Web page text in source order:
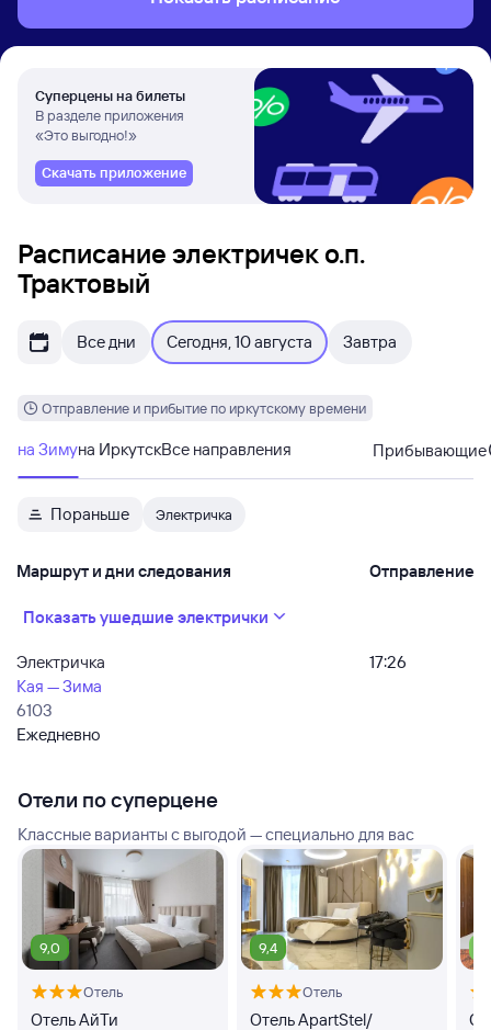
Суперцены на билеты
В разделе приложения
«Это выгодно!»
Скачать приложение
Расписание электричек о.п.
Трактовый
Все дни Сегодня, 10 августа Завтра
Отправление и прибытие по иркутскому времени
на Зимуна ИркутскВсе направления Прибывающие
Пораньше Электричка
Маршрут и дни следования Отправление
Показать ушедшие электрички
Электричка
Кая — Зима
6103
Ежедневно
17:26
Отели по суперцене
Классные варианты с выгодой — специально для вас
9,0
Отель
Отель АйТи
9,4
Отель
Отель ApartStel/